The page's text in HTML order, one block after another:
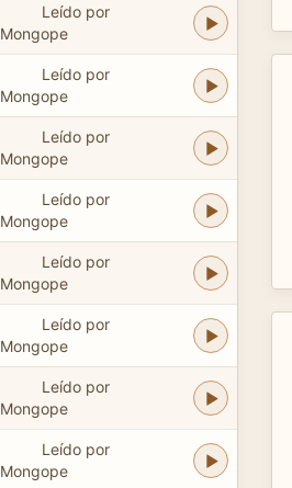
Leído por
Mongope
Leído por
Mongope
Leído por
Mongope
Leído por
Mongope
Leído por
Mongope
Leído por
Mongope
Leído por
Mongope
Leído por
Mongope